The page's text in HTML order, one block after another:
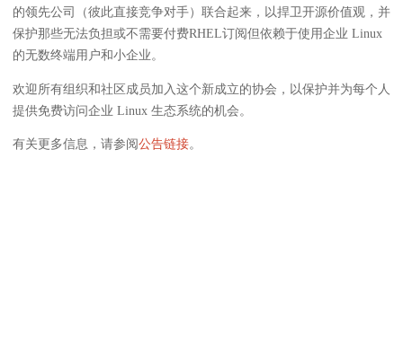
的领先公司（彼此直接竞争对手）联合起来，以捍卫开源价值观，并
保护那些无法负担或不需要付费RHEL订阅但依赖于使用企业 Linux
的无数终端用户和小企业。
欢迎所有组织和社区成员加入这个新成立的协会，以保护并为每个人
提供免费访问企业 Linux 生态系统的机会。
有关更多信息，请参阅公告链接。